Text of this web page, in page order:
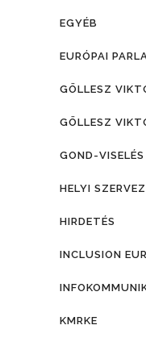
EGYÉB
EURÓPAI
GÖLLESZ
GÖLLESZ
GOND-VISELÉS
HELYI
HIRDETÉS
INCLUSION
KMRKE